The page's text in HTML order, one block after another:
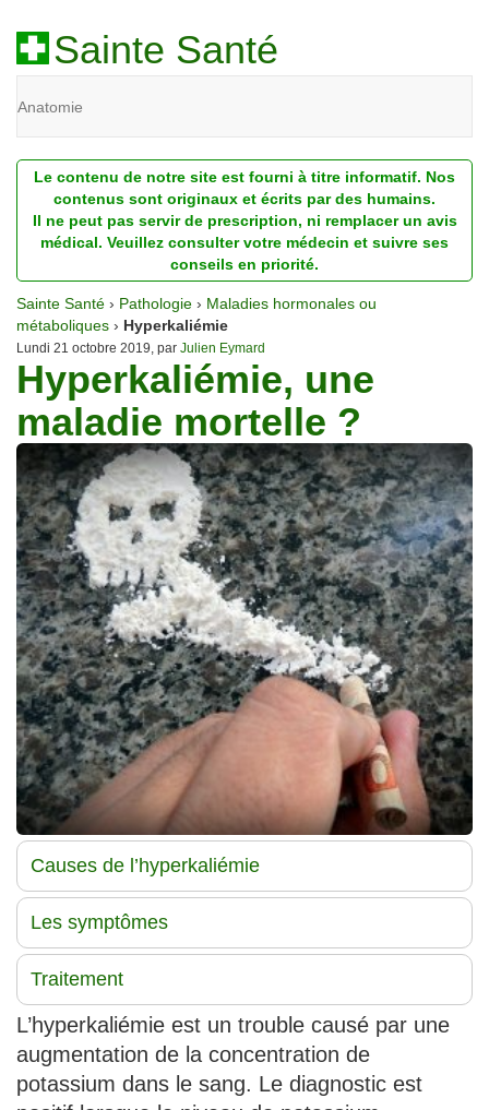
Sainte Santé
Anatomie
Diagnostic
Dossiers
Homéopathie
Nutrition
Pathologie
Psychologie
Recherches
Traitements
Le contenu de notre site est fourni à titre informatif. Nos
contenus sont originaux et écrits par des humains.
Il ne peut pas servir de prescription, ni remplacer un avis
médical. Veuillez consulter votre médecin et suivre ses
conseils en priorité.
Sainte Santé › Pathologie › Maladies hormonales ou
métaboliques › Hyperkaliémie
Lundi 21 octobre 2019, par Julien Eymard
Hyperkaliémie, une
maladie mortelle ?
Causes de l’hyperkaliémie
Les symptômes
Traitement
L’hyperkaliémie est un trouble causé par une
augmentation de la concentration de
potassium dans le sang. Le diagnostic est